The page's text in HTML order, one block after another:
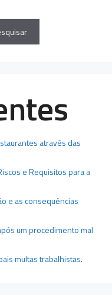
através das
e Requisitos para a
e as consequências
um procedimento mal
multas trabalhistas.